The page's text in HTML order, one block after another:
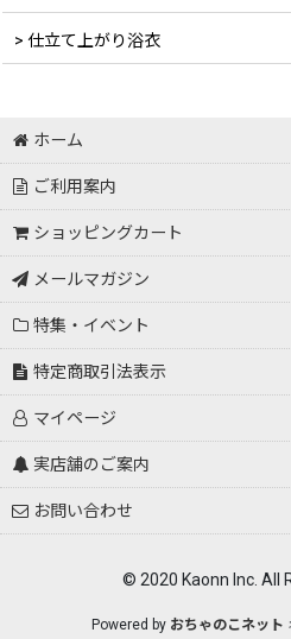
> 仕立て上がり浴衣
ホーム
ご利用案内
ショッピングカート
メールマガジン
特集・イベント
特定商取引法表示
マイページ
実店舗のご案内
お問い合わせ
© 2020 Kaonn Inc. All
Powered by おちゃのこネット